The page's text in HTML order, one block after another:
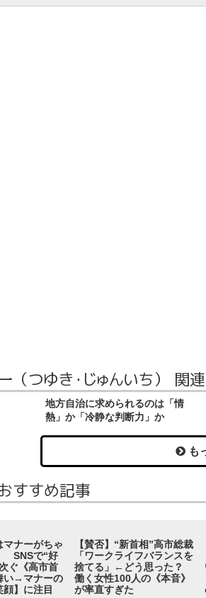
（つゆき・じゅんいち） 関
地方自治に求められるのは「情
熱」か「冷静な判断力」か
も
すすめ記事
マナーがちゃ
SNSで“好
ぐ《高市首
い→マナーの
】に注目
【賛否】“新首相”高市総裁
「ワークライフバランスを
捨てる」←どう思った？
働く女性100人の《本音》
が率直すぎた